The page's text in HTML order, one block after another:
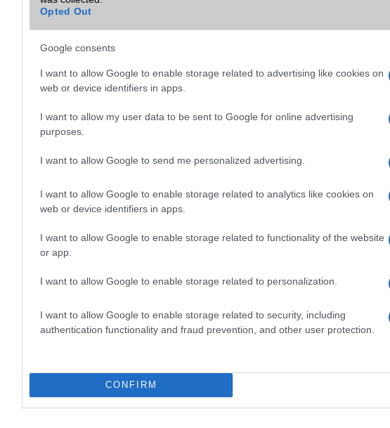
Opted Out
Google consents
I want to allow Google to enable storage related to advertising like cookies on
web or device identifiers in apps.
I want to allow my user data to be sent to Google for online advertising
purposes.
I want to allow Google to send me personalized advertising.
I want to allow Google to enable storage related to analytics like cookies on
web or device identifiers in apps.
I want to allow Google to enable storage related to functionality of the website
or app.
I want to allow Google to enable storage related to personalization.
I want to allow Google to enable storage related to security, including
authentication functionality and fraud prevention, and other user protection.
CONFIRM
B/T extra A2DP
Nincs
GPS
aGPS (USA), Glonass
BDS (Kína), Galileo (EU),
Push to Talk Nincs
Típus
Készenléti idő h /
Az akkumulátor nem vehetõ